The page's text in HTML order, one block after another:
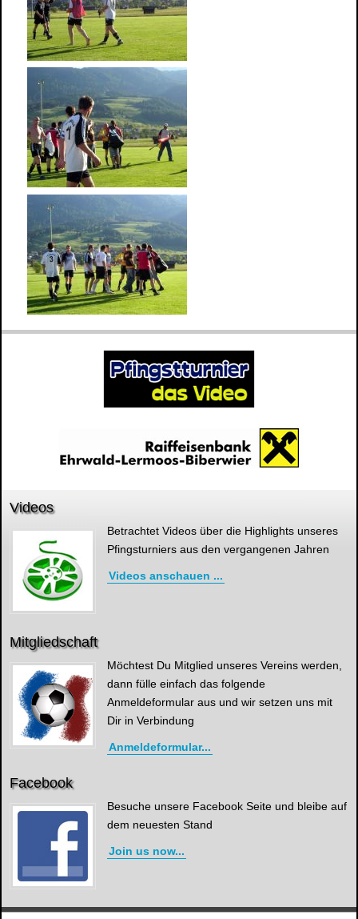
Videos
Betrachtet Videos über die Highlights unseres
Pfingsturniers aus den vergangenen Jahren
Videos anschauen ...
Mitgliedschaft
Möchtest Du Mitglied unseres Vereins werden,
dann fülle einfach das folgende
Anmeldeformular aus und wir setzen uns mit
Dir in Verbindung
Anmeldeformular...
Facebook
Besuche unsere Facebook Seite und bleibe auf
dem neuesten Stand
Join us now...